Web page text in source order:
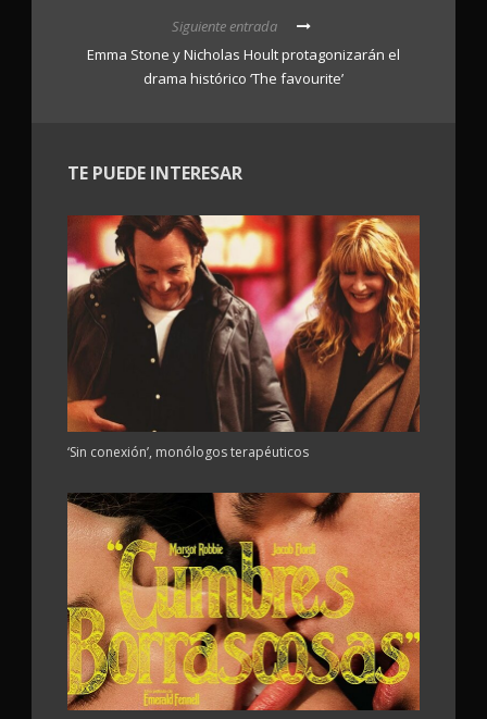
Siguiente entrada
Emma Stone y Nicholas Hoult protagonizarán el
drama histórico ‘The favourite’
TE PUEDE INTERESAR
‘Sin conexión’, monólogos terapéuticos